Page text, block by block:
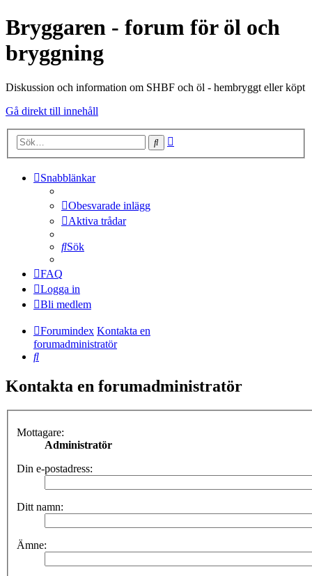
Bryggaren - forum för öl och
bryggning
Diskussion och information om SHBF och öl - hembryggt eller köpt
Gå direkt till innehåll
Sök
Snabblänkar
Obesvarade inlägg
Aktiva trådar
Sök
FAQ
Logga in
Bli medlem
Forumindex Kontakta en
forumadministratör
Sök
Kontakta en forumadministratör
Mottagare:
Administratör
Din e-postadress:
Ditt namn:
Ämne: